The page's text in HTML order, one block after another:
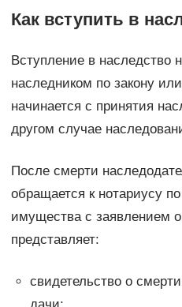
Как вступить в
Вступление в наследство
наследником по закону
начинается с принятия
другом случае
После смерти
обращается к нотариусу
имущества с заявлением
представляет:
свидетельство о